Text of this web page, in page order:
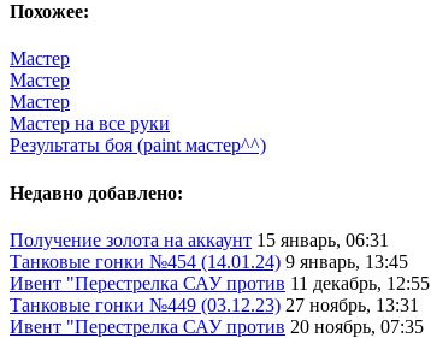
Похожее:
Мастер
Мастер
Мастер
Мастер на все руки
Результаты боя (paint мастер^^)
Недавно добавлено:
Получение золота на аккаунт 15 январь, 06:31
Танковые гонки №454 (14.01.24) 9 январь, 13:45
Ивент "Перестрелка САУ против 11 декабрь, 12:55
Танковые гонки №449 (03.12.23) 27 ноябрь, 13:31
Ивент "Перестрелка САУ против 20 ноябрь, 07:35